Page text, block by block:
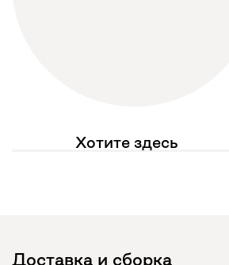
Хотите здесь
Доставка и сборка